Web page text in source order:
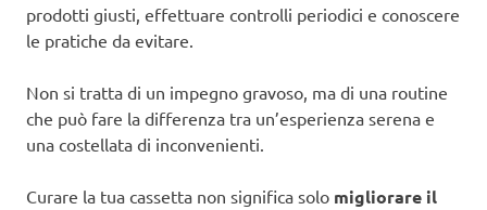
prodotti giusti, effettuare controlli periodici e conoscere
le pratiche da evitare.
Non si tratta di un impegno gravoso, ma di una routine
che può fare la differenza tra un’esperienza serena e
una costellata di inconvenienti.
Curare la tua cassetta non significa solo migliorare il